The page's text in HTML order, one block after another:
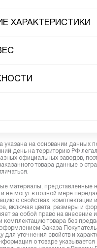
ХАРАКТЕРИСТИКИ
указана на основании данных
день на территорию РФ
официальных заводов,
товара данные о
материалы, представленные
не могут в полной мере
о свойствах, комплектации и
включая цвета, размеры и
за собой право на внесение
комплектацию товара без
Заказа
для уточнения свойств и
о товаре указывается